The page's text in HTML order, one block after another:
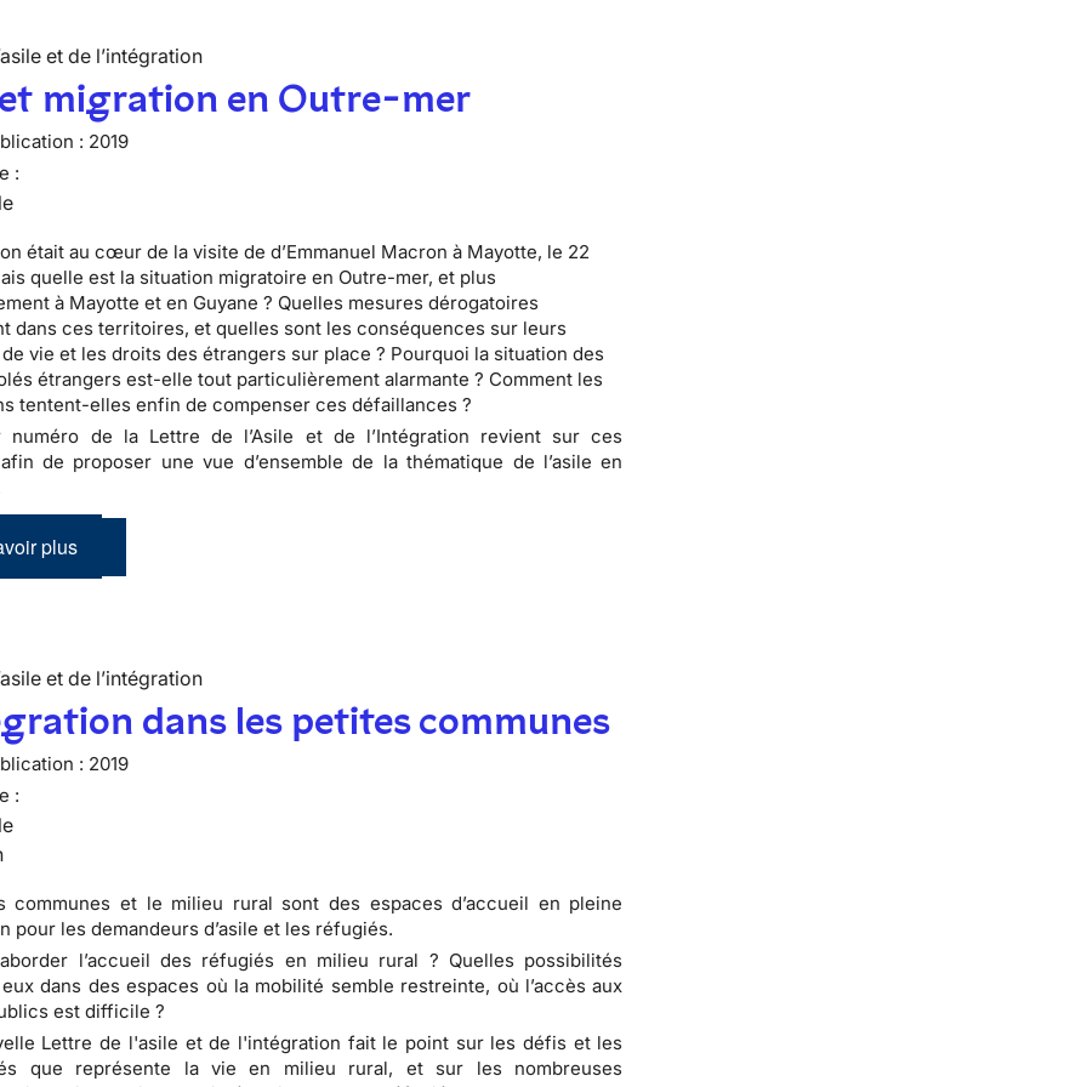
et de l’intégration
migration en Outre-mer
: 2019
:
était au cœur de la visite de d’Emmanuel Macron à Mayotte, le 22
quelle est la situation migratoire en Outre-mer, et plus
à Mayotte et en Guyane ? Quelles mesures dérogatoires
dans ces territoires, et quelles sont les conséquences sur leurs
vie et les droits des étrangers sur place ? Pourquoi la situation des
étrangers est-elle tout particulièrement alarmante ? Comment les
tentent-elles enfin de compenser ces défaillances ?
numéro de la Lettre de l’Asile et de l’Intégration revient sur ces
de proposer une vue d’ensemble de la thématique de l’asile en
plus
et de l’intégration
dans les petites communes
: 2019
:
communes et le milieu rural sont des espaces d’accueil en pleine
pour les demandeurs d’asile et les réfugiés.
l’accueil des réfugiés en milieu rural ? Quelles possibilités
dans des espaces où la mobilité semble restreinte, où l’accès aux
est difficile ?
Lettre de l'asile et de l'intégration fait le point sur les défis et les
que représente la vie en milieu rural, et sur les nombreuses